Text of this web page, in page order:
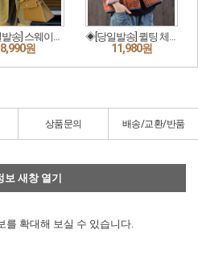
상품문의 배송/교환/반품
보 새창 열기
를 확대해 보실 수 있습니다.